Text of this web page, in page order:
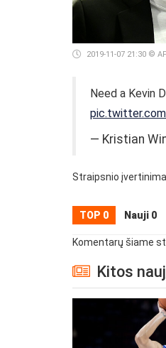
2019-11-07 21:30 ©
Need a Kevin
— Kristian
Straipsnio
TOP 0 Nauji 0
Komentarų šiame
Kitos